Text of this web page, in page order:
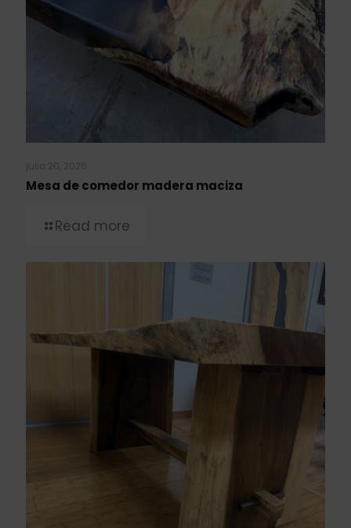
Mesa de comedor madera maciza
Read more